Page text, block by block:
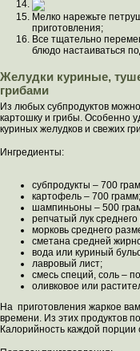
Мелко нарежьте
приготовления;
Все тщательно
блюдо настаиваться
Желудки куриные,
грибами
Из любых субпродуктов
картошку и грибы. Особенно
куриных желудков и свежих
Ингредиенты:
субпродукты – 700
картофель – 700 грамм;
шампиньоны – 500
репчатый лук
морковь среднего
сметана средней
вода или куриный
лавровый лист;
смесь специй, соль –
оливковое или
На приготовления жаркое
времени. Из этих продуктов
Калорийность каждой порции